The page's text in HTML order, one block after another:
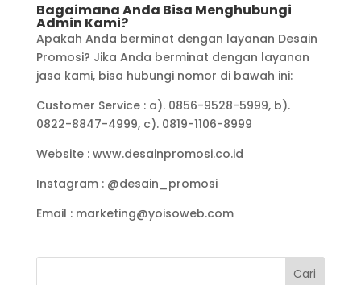
Bagaimana Anda Bisa Menghubungi
Admin Kami?
Apakah Anda berminat dengan layanan Desain
Promosi? Jika Anda berminat dengan layanan
jasa kami, bisa hubungi nomor di bawah ini:
Customer Service : a). 0856-9528-5999, b).
0822-8847-4999, c). 0819-1106-8999
Website : www.desainpromosi.co.id
Instagram : @desain_promosi
Email : marketing@yoisoweb.com